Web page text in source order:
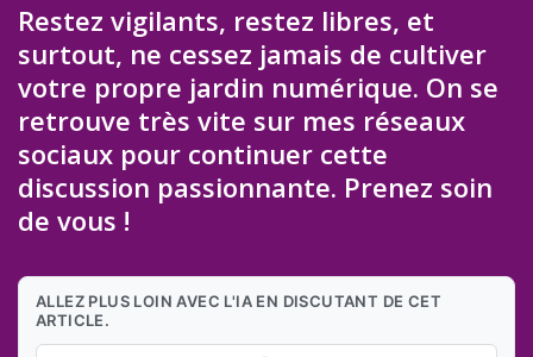
Restez vigilants, restez libres, et
surtout, ne cessez jamais de cultiver
votre propre jardin numérique. On se
retrouve très vite sur mes réseaux
sociaux pour continuer cette
discussion passionnante. Prenez soin
de vous !
ALLEZ PLUS LOIN AVEC L'IA EN DISCUTANT DE CET
ARTICLE.